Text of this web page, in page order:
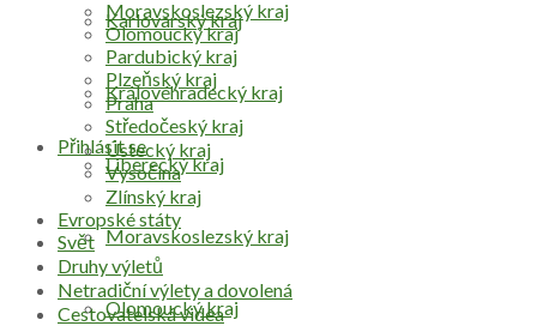
Přihlásit se
Karlovarský kraj
Královéhradecký kraj
Liberecký kraj
Moravskoslezský kraj
Olomoucký kraj
Moravskoslezský kraj
Olomoucký kraj
Pardubický kraj
Plzeňský kraj
Praha
Středočeský kraj
Ústecký kraj
Vysočina
Zlínský kraj
Evropské státy
Svět
Druhy výletů
Netradiční výlety a dovolená
Cestovatelská videa